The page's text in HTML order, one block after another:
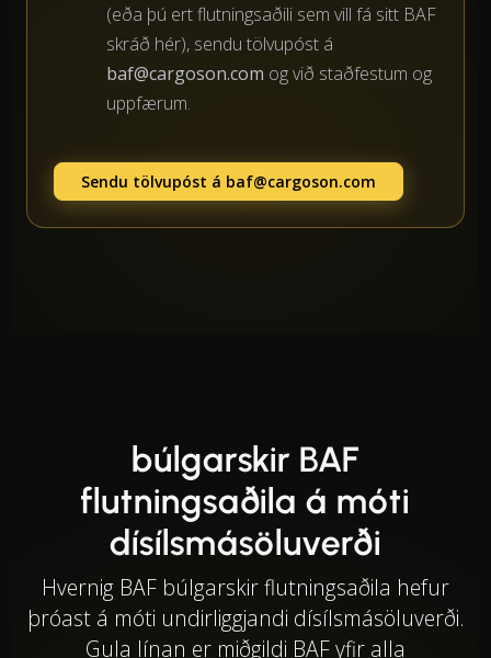
(eða þú ert flutningsaðili sem vill fá sitt BAF
skráð hér), sendu tölvupóst á
baf@cargoson.com og við staðfestum og
uppfærum.
Sendu tölvupóst á baf@cargoson.com
búlgarskir BAF
flutningsaðila á móti
dísílsmásöluverði
Hvernig BAF búlgarskir flutningsaðila hefur
þróast á móti undirliggjandi dísílsmásöluverði.
Gula línan er miðgildi BAF yfir alla